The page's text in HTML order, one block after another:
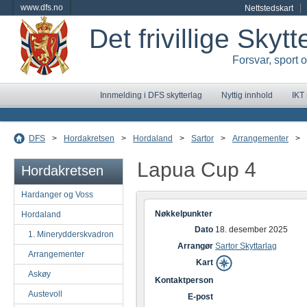
www.dfs.no Nettstedskart
Det frivillige
Forsvar, sport
Innmelding i DFS skytterlag Nyttig innhold
DFS > Hordakretsen > Hordaland > Sartor > Arrangementer >
Hordakretsen
Hardanger og Voss
Hordaland
1. Minerydderskvadron
Arrangementer
Askøy
Austevoll
Lapua Cup 4
Nøkkelpunkter
Dato 18. desember 2025
Arrangør Sartor Skyttarlag
Kart
Kontaktperson
E-post